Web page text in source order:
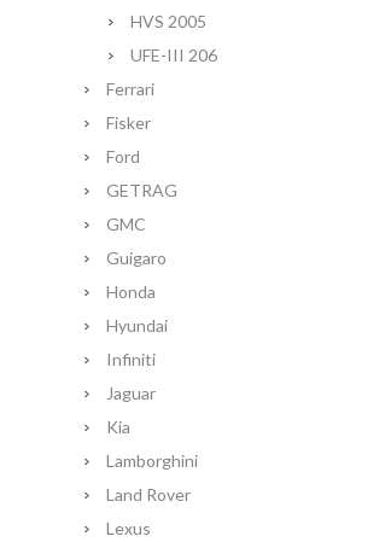
HVS 2005
UFE-III 206
Ferrari
Fisker
Ford
GETRAG
GMC
Guigaro
Honda
Hyundai
Infiniti
Jaguar
Kia
Lamborghini
Land Rover
Lexus